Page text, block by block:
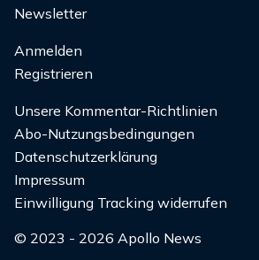
Newsletter
Anmelden
Registrieren
Unsere Kommentar-Richtlinien
Abo-Nutzungsbedingungen
Datenschutzerklärung
Impressum
Einwilligung Tracking widerrufen
© 2023 - 2026 Apollo News